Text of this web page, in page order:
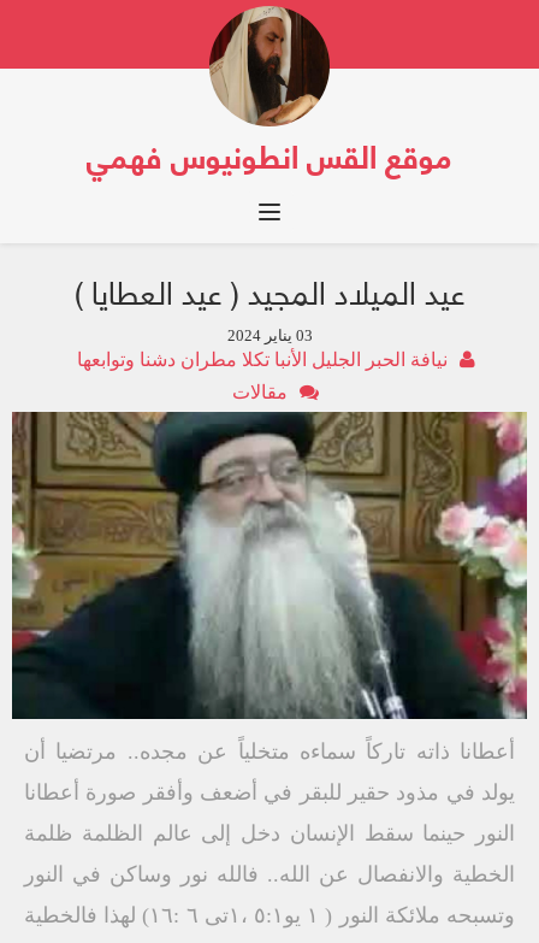
موقع القس انطونيوس فهمي
Toggle navigation
عيد الميلاد المجيد ( عيد العطايا )
03 يناير 2024
نيافة الحبر الجليل الأنبا تكلا مطران دشنا وتوابعها
مقالات
أعطانا ذاته تاركاً سماءه متخلياً عن مجده.. مرتضيا أن
يولد في مذود حقير للبقر في أضعف وأفقر صورة أعطانا
النور حينما سقط الإنسان دخل إلى عالم الظلمة ظلمة
الخطية والانفصال عن الله.. فالله نور وساكن في النور
وتسبحه ملائكة النور ( ١ يو٥:١ ،١تى ٦ :١٦) لهذا فالخطية